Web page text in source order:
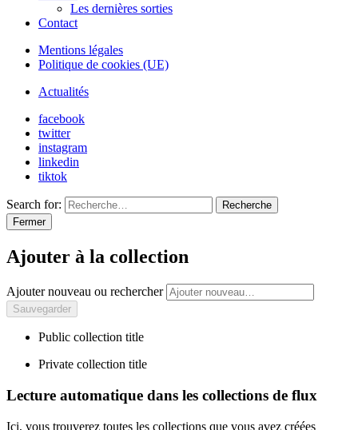
Les dernières sorties
Contact
Mentions légales
Politique de cookies (UE)
Actualités
facebook
twitter
instagram
linkedin
tiktok
Search for:
Recherche
Fermer
Ajouter à la collection
Ajouter nouveau ou rechercher
Public collection title
Private collection title
Lecture automatique dans les collections de flux
Ici, vous trouverez toutes les collections que vous avez créées